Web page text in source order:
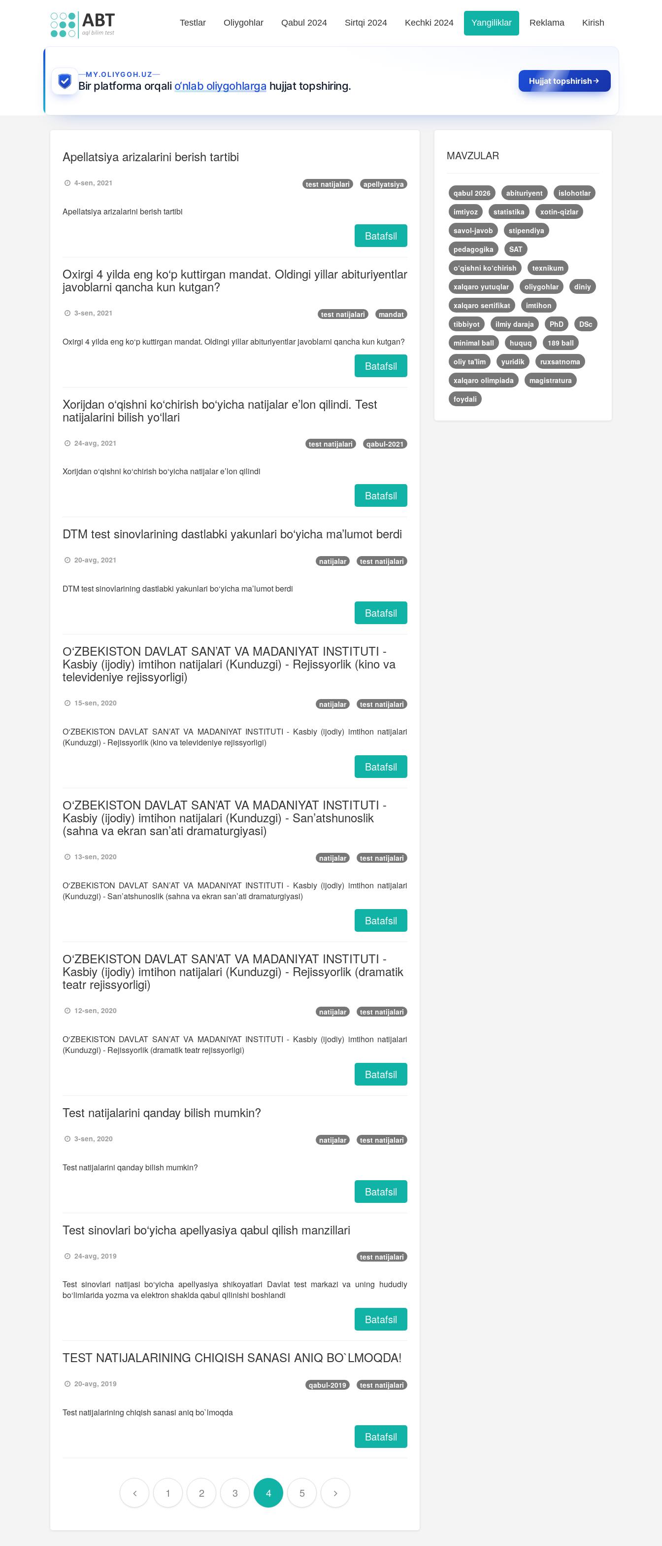
Testlar Oliygohlar Qabul 2024 Sirtqi 2024 Kechki 2024 Yangiliklar Reklama Kirish
MY.OLIYGOH.UZ
Bir platforma orqali o‘nlab oliygohlarga hujjat topshiring. Hujjat topshirish
Apellatsiya arizalarini berish tartibi
4-sen, 2021 test natijalari apellyatsiya
Apellatsiya arizalarini berish tartibi
Batafsil
Oxirgi 4 yilda eng ko‘p kuttirgan mandat. Oldingi yillar abituriyentlar
javoblarni qancha kun kutgan?
3-sen, 2021 test natijalari mandat
Oxirgi 4 yilda eng ko‘p kuttirgan mandat. Oldingi yillar abituriyentlar javoblarni qancha kun kutgan?
Batafsil
Xorijdan o‘qishni ko‘chirish bo‘yicha natijalar e’lon qilindi. Test
natijalarini bilish yo‘llari
24-avg, 2021 test natijalari qabul-2021
Xorijdan o‘qishni ko‘chirish bo‘yicha natijalar e’lon qilindi
Batafsil
DTM test sinovlarining dastlabki yakunlari bo‘yicha ma’lumot berdi
20-avg, 2021 natijalar test natijalari
DTM test sinovlarining dastlabki yakunlari bo‘yicha ma’lumot berdi
Batafsil
О‘ZBEKISTON DAVLAT SAN’AT VA MADANIYAT INSTITUTI -
Kasbiy (ijodiy) imtihon natijalari (Kunduzgi) - Rejissyorlik (kino va
televideniye rejissyorligi)
15-sen, 2020 natijalar test natijalari
О‘ZBEKISTON DAVLAT SAN’AT VA MADANIYAT INSTITUTI - Kasbiy (ijodiy) imtihon natijalari
(Kunduzgi) - Rejissyorlik (kino va televideniye rejissyorligi)
Batafsil
О‘ZBEKISTON DAVLAT SAN’AT VA MADANIYAT INSTITUTI -
Kasbiy (ijodiy) imtihon natijalari (Kunduzgi) - San’atshunoslik
(sahna va ekran san’ati dramaturgiyasi)
13-sen, 2020 natijalar test natijalari
О‘ZBEKISTON DAVLAT SAN’AT VA MADANIYAT INSTITUTI - Kasbiy (ijodiy) imtihon natijalari
(Kunduzgi) - San’atshunoslik (sahna va ekran san’ati dramaturgiyasi)
Batafsil
О‘ZBEKISTON DAVLAT SAN’AT VA MADANIYAT INSTITUTI -
Kasbiy (ijodiy) imtihon natijalari (Kunduzgi) - Rejissyorlik (dramatik
teatr rejissyorligi)
12-sen, 2020 natijalar test natijalari
О‘ZBEKISTON DAVLAT SAN’AT VA MADANIYAT INSTITUTI - Kasbiy (ijodiy) imtihon natijalari
(Kunduzgi) - Rejissyorlik (dramatik teatr rejissyorligi)
Batafsil
Test natijalarini qanday bilish mumkin?
3-sen, 2020 natijalar test natijalari
Test natijalarini qanday bilish mumkin?
Batafsil
Test sinovlari bo‘yicha apellyasiya qabul qilish manzillari
24-avg, 2019 test natijalari
Test sinovlari natijasi bo‘yicha apellyasiya shikoyatlari Davlat test markazi va uning hududiy
bo‘limlarida yozma va elektron shaklda qabul qilinishi boshlandi
Batafsil
TEST NATIJALARINING CHIQISH SANASI ANIQ BO`LMOQDA!
20-avg, 2019 qabul-2019 test natijalari
Test natijalarining chiqish sanasi aniq bo`lmoqda
Batafsil
1 2 3 4 5
MAVZULAR
qabul 2026 abituriyent
islohotlar
imtiyoz
statistika
xotin-qizlar
savol-javob
stipendiya
pedagogika
SAT
o‘qishni ko‘chirish
texnikum
xalqaro yutuqlar
oliygohlar
diniy
xalqaro sertifikat
imtihon
tibbiyot
ilmiy daraja PhD
DSc
minimal ball
huquq
189 ball
oliy ta'lim
yuridik
ruxsatnoma
xalqaro olimpiada
magistratura
foydali